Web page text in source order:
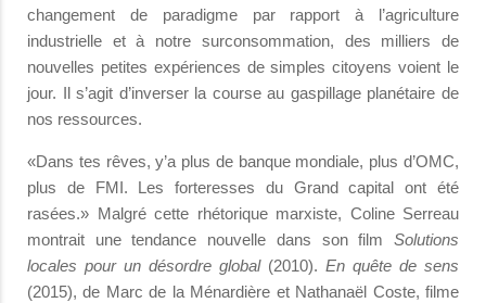
changement de paradigme par rapport à l’agriculture
industrielle et à notre surconsommation, des milliers de
nouvelles petites expériences de simples citoyens voient le
jour. Il s’agit d’inverser la course au gaspillage planétaire de
nos ressources.
«Dans tes rêves, y’a plus de banque mondiale, plus d’OMC,
plus de FMI. Les forteresses du Grand capital ont été
rasées.» Malgré cette rhétorique marxiste, Coline Serreau
montrait une tendance nouvelle dans son film Solutions
locales pour un désordre global(2010). En quête de sens
(2015), de Marc de la Ménardière et Nathanaël Coste, filme